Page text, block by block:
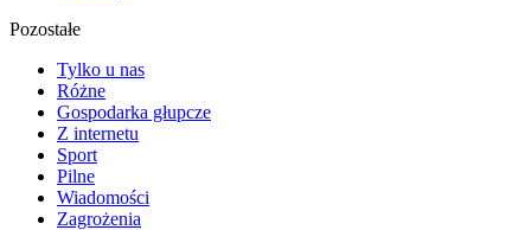
Pozostałe
Tylko u nas
Różne
Gospodarka głupcze
Z internetu
Sport
Pilne
Wiadomości
Zagrożenia